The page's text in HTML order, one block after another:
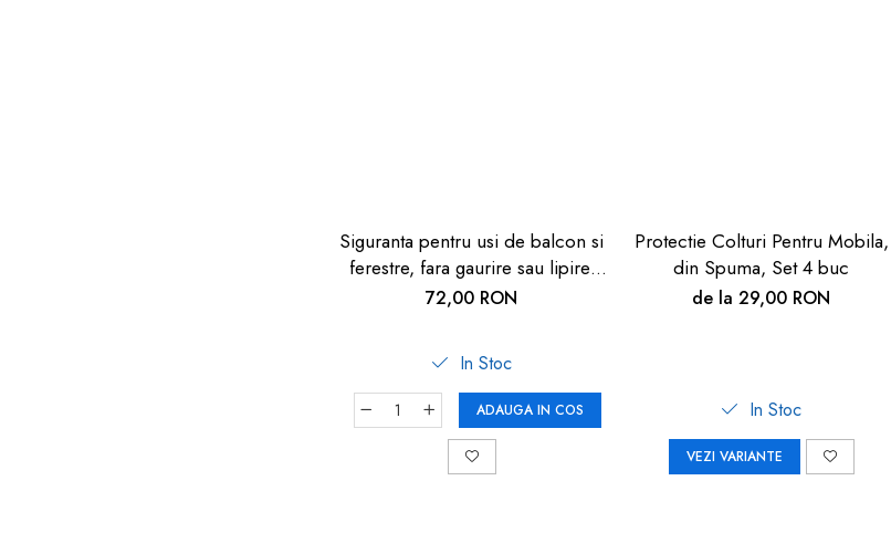
Siguranta pentru usi de balcon si
ferestre, fara gaurire sau lipire,
gri antracit, Reer WinLock 70021
72,00 RON
In Stoc
ADAUGA IN COS
Protectie Colturi Pentru Mobila,
din Spuma, Set 4 buc
de la 29,00 RON
In Stoc
VEZI VARIANTE